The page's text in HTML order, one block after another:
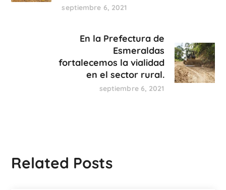
septiembre 6, 2021
En la Prefectura de
Esmeraldas
fortalecemos la vialidad
en el sector rural.
septiembre 6, 2021
Related Posts